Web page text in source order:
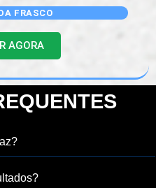
FRASCO
AGORA